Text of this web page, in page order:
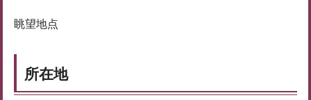
眺望地点
所在地